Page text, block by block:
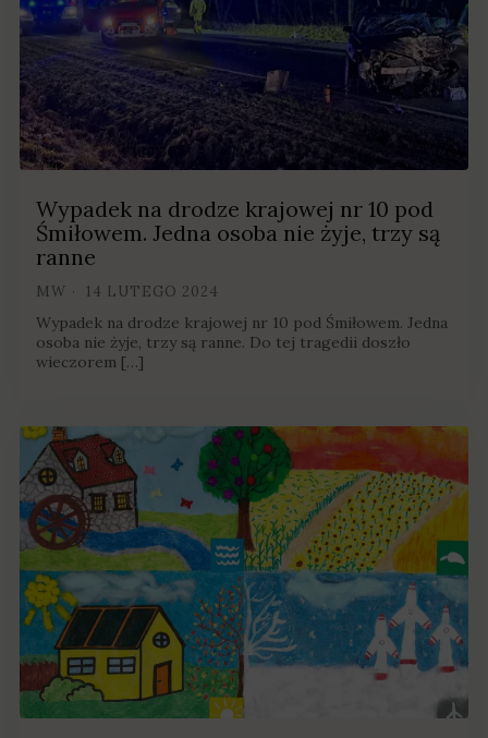
Wypadek na drodze krajowej nr 10 pod
Śmiłowem. Jedna osoba nie żyje, trzy są
ranne
MW 14 LUTEGO 2024
Wypadek na drodze krajowej nr 10 pod Śmiłowem. Jedna
osoba nie żyje, trzy są ranne. Do tej tragedii doszło
wieczorem […]